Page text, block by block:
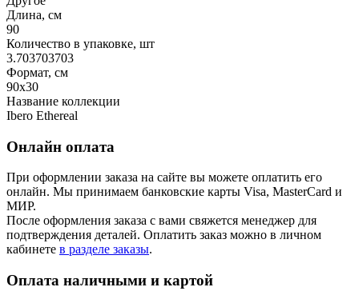
Длина, см
90
Количество в упаковке, шт
3.703703703
Формат, см
90x30
Название коллекции
Ibero Ethereal
Онлайн оплата
При оформлении заказа на сайте вы можете оплатить его
онлайн. Мы принимаем банковские карты Visa, MasterCard и
МИР.
После оформления заказа с вами свяжется менеджер для
подтверждения деталей. Оплатить заказ можно в личном
кабинете в разделе заказы.
Оплата наличными и картой